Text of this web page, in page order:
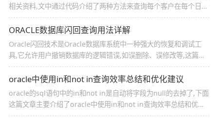
相关资料,文中通过代码介绍了两种方法来查询每个客户在每个日期
的订单金额、占比以及排名,需要的朋友可以参考下
ORACLE数据库闪回查询用法详解
Oracle闪回技术是Oracle数据库系统中一种强大的恢复和调试工
具,它允许用户撤销数据库的逻辑错误,如误删除、误修改等,这篇文
章主要介绍了ORACLE数据库闪回查询用法的相关资料,需要的朋友
可以参考下
oracle中使用in和not in查询效率总结和优化建议
oracle的sql语句中的in和not in是自动将字段为null的去掉了,下面
这篇文章主要介绍了oracle中使用in和not in查询效率总结和优化
建议的相关资料,文中通过代码介绍的非常详细,需要的朋友可以参